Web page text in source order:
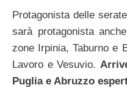
Protagonista delle
sarà protagonista
zone Irpinia, Taburno e
Lavoro e Vesuvio.
Puglia e Abruzzo